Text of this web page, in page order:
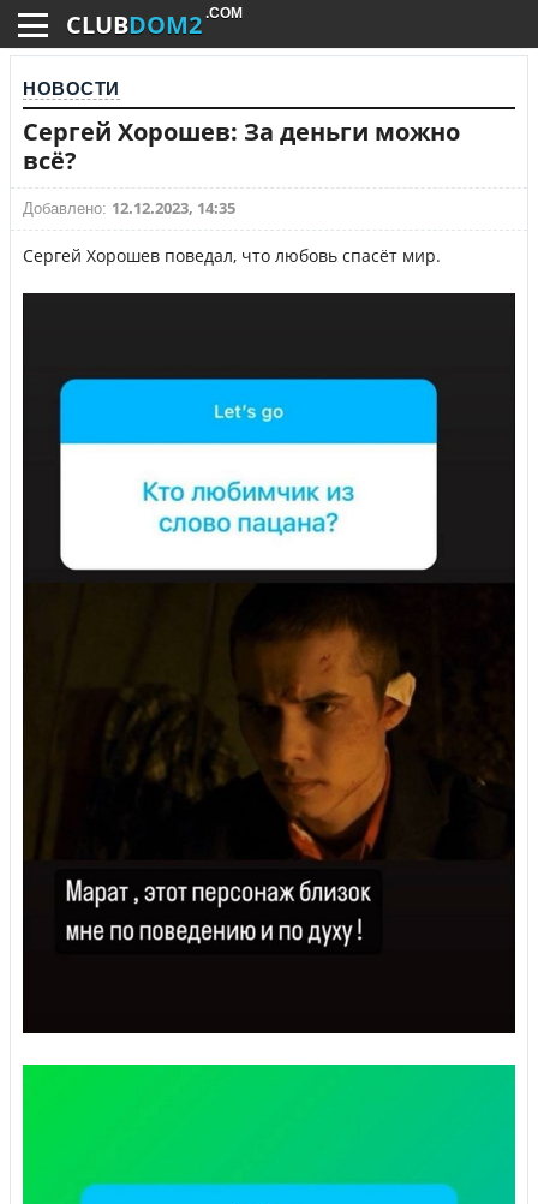
CLUBDOM2 .COM
НОВОСТИ
Сергей Хорошев: За деньги можно
всё?
Добавлено: 12.12.2023, 14:35
Сергей Хорошев поведал, что любовь спасёт мир.